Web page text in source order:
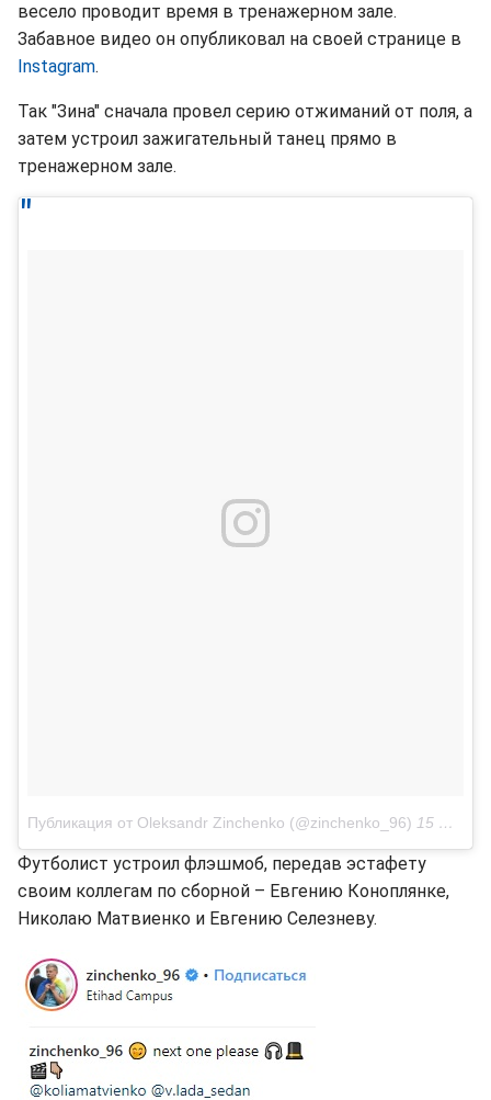
весело проводит время в тренажерном зале.
Забавное видео он опубликовал на своей странице в
Instagram.
Так "Зина" сначала провел серию отжиманий от поля, а
затем устроил зажигательный танец прямо в
тренажерном зале.
Публикация от Oleksandr Zinchenko (@zinchenko_96) 15 Июл 2018 в 11:11 PDT
Футболист устроил флэшмоб, передав эстафету
своим коллегам по сборной – Евгению Коноплянке,
Николаю Матвиенко и Евгению Селезневу.